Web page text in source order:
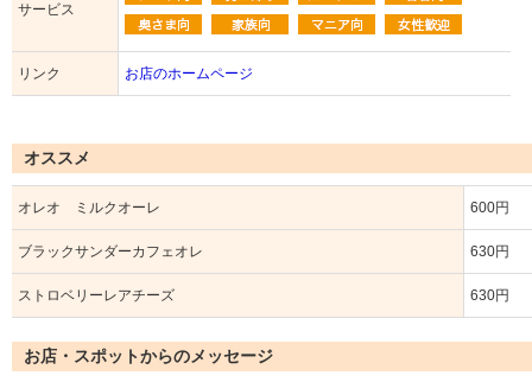
サービス
リンク お店のホームページ
オススメ
オレオ ミルクオーレ 600円
ブラックサンダーカフェオレ 630円
ストロベリーレアチーズ 630円
お店・スポットからのメッセージ